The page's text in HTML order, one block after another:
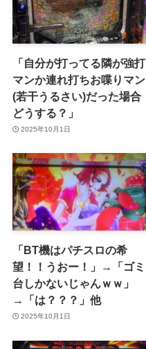
「自分が打ってる隣が強打
マンか連れ打ちお喋りマン
(若干うるさい)だった場合
どうする？」
2025年10月1日
「BT機はパチスロの希
望！！うおー！」→「ゴミ
台しかないじゃんｗｗ」
→「は？？？」他
2025年10月1日